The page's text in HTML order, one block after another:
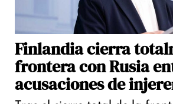
Finlandia cierra
frontera con Rusia
acusaciones de